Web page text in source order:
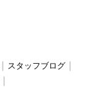
スタッフブログ